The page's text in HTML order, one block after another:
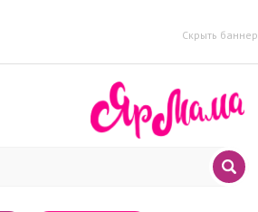
Скрыть баннер